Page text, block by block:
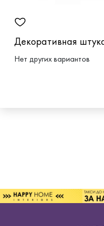
Декоративная
Нет других вариантов